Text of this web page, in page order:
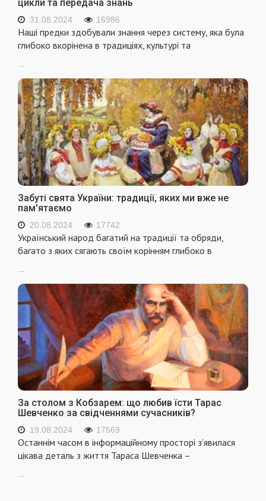
цикли та передача знань
31.08.2024 16986
Наші предки здобували знання через систему, яка була
глибоко вкорінена в традиціях, культурі та
...
Забуті свята України: традиції, яких ми вже не
пам'ятаємо
20.08.2024 17742
Український народ багатий на традиції та обряди,
багато з яких сягають своїм корінням глибоко в
За столом з Кобзарем: що любив їсти Тарас
Шевченко за свідченнями сучасників?
19.08.2024 17569
Останнім часом в інформаційному просторі з’явилася
цікава деталь з життя Тараса Шевченка –